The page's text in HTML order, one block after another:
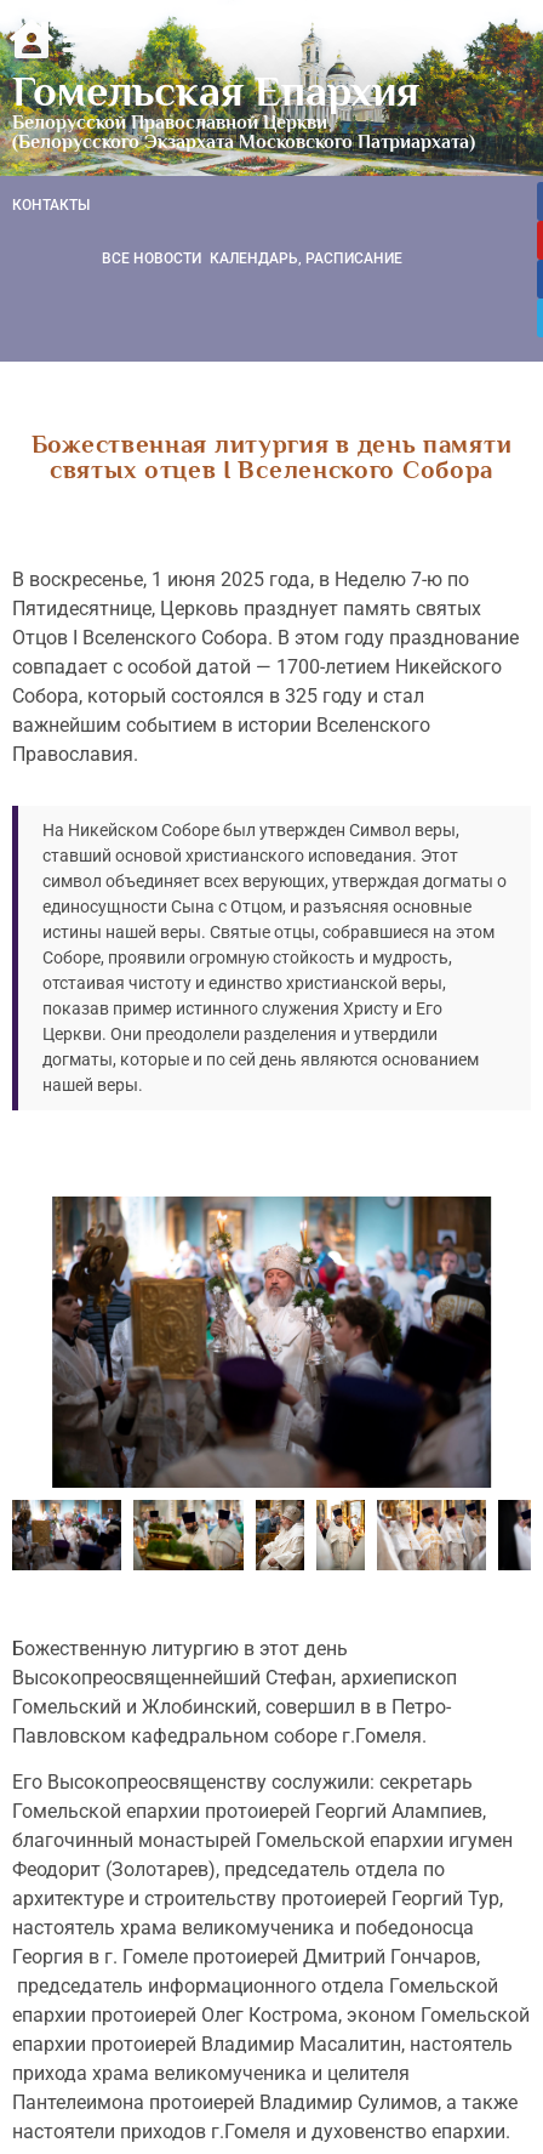
Гомельская Епархия
Белорусской Православной Церкви
(Белорусского Экзархата Московского Патриархата)
КОНТАКТЫ
ВСЕ НОВОСТИ КАЛЕНДАРЬ, РАСПИСАНИЕ
Божественная литургия в день памяти
святых отцев I Вселенского Собора
В воскресенье, 1 июня 2025 года, в Неделю 7-ю по
Пятидесятнице, Церковь празднует память святых
Отцов I Вселенского Собора. В этом году празднование
совпадает с особой датой — 1700-летием Никейского
Собора, который состоялся в 325 году и стал
важнейшим событием в истории Вселенского
Православия.
На Никейском Соборе был утвержден Символ веры,
ставший основой христианского исповедания. Этот
символ объединяет всех верующих, утверждая догматы о
единосущности Сына с Отцом, и разъясняя основные
истины нашей веры. Святые отцы, собравшиеся на этом
Соборе, проявили огромную стойкость и мудрость,
отстаивая чистоту и единство христианской веры,
показав пример истинного служения Христу и Его
Церкви. Они преодолели разделения и утвердили
догматы, которые и по сей день являются основанием
нашей веры.
Божественную литургию в этот день
Высокопреосвященнейший Стефан, архиепископ
Гомельский и Жлобинский, совершил в в Петро-
Павловском кафедральном соборе г.Гомеля.
Его Высокопреосвященству сослужили: секретарь
Гомельской епархии протоиерей Георгий Алампиев,
благочинный монастырей Гомельской епархии игумен
Феодорит (Золотарев), председатель отдела по
архитектуре и строительству протоиерей Георгий Тур,
настоятель храма великомученика и победоносца
Георгия в г. Гомеле протоиерей Дмитрий Гончаров,
председатель информационного отдела Гомельской
епархии протоиерей Олег Кострома, эконом Гомельской
епархии протоиерей Владимир Масалитин, настоятель
прихода храма великомученика и целителя
Пантелеимона протоиерей Владимир Сулимов, а также
настоятели приходов г.Гомеля и духовенство епархии.